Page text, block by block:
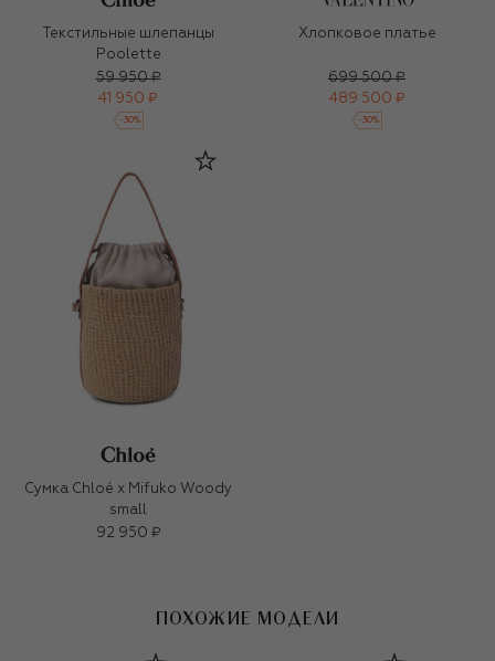
Текстильные шлепанцы
Poolette
59 950 ₽
41 950 ₽
-30%
Хлопковое платье
699 500 ₽
489 500 ₽
-30%
Сумка Chloé x Mifuko Woody
small
92 950 ₽
ПОХОЖИЕ МОДЕЛИ